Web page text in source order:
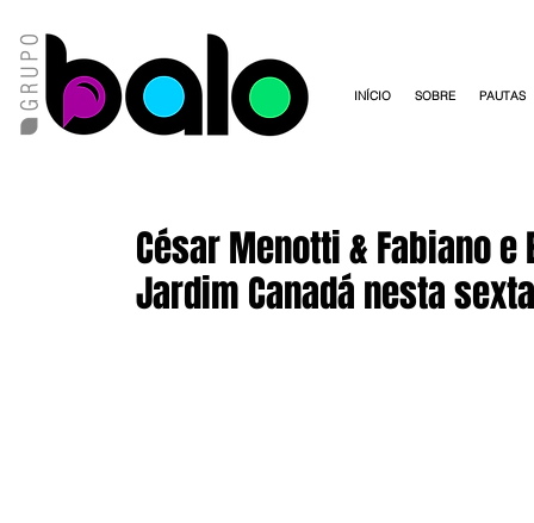
INÍCIO SOBRE PAUTAS
César Menotti & Fabiano
Jardim Canadá nesta sexta